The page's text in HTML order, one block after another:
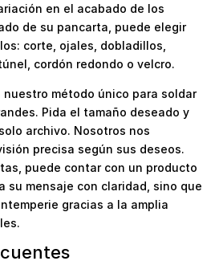
en el acabado de los
de su pancarta, puede elegir
corte, ojales, dobladillos,
cordón redondo o velcro.
nuestro método único para soldar
Pida el tamaño deseado y
archivo. Nosotros nos
precisa según sus deseos.
puede contar con un producto
su mensaje con claridad, sino que
gracias a la amplia